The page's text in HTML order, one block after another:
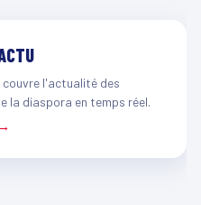
couvre l'actualité des
la diaspora en temps réel.